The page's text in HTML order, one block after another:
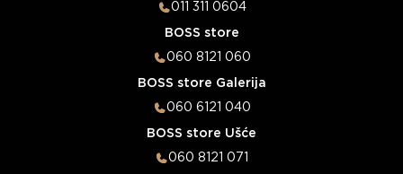
011 311 0604
BOSS store
060 8121 060
BOSS store Galerija
060 6121 040
BOSS store Ušće
060 8121 071